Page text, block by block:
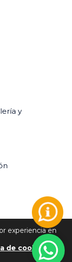
y
experiencia en
de cookies